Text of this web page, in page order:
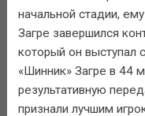
начальной стадии,
Загре завершился
который он выступал
«Шинник» Загре в 44
результативную
признали лучшим